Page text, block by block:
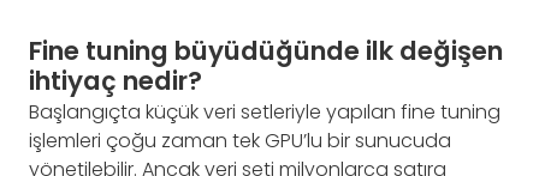
Fine tuning büyüdüğünde ilk değişen
ihtiyaç nedir?
Başlangıçta küçük veri setleriyle yapılan fine tuning
işlemleri çoğu zaman tek GPU’lu bir sunucuda
yönetilebilir. Ancak veri seti milyonlarca satıra